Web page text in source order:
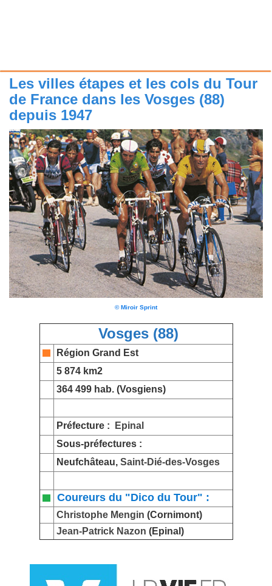
Les villes étapes et les cols du Tour
de France dans les Vosges (88)
depuis 1947
© Miroir Sprint
Vosges (88)
Région Grand Est
5 874 km2
364 499 hab. (Vosgiens)
Préfecture :
Epinal
Sous-préfectures :
Neufchâteau, Saint-Dié-des-Vosges
Coureurs du "Dico du Tour" :
Christophe Mengin (Cornimont)
Jean-Patrick Nazon (Epinal)